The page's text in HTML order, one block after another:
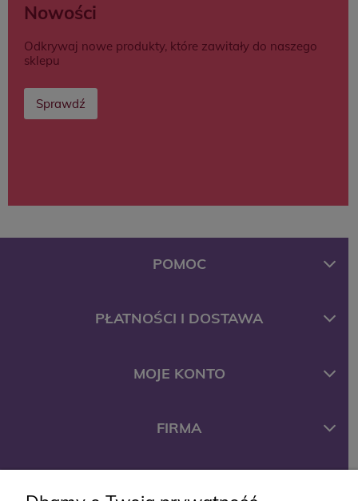
Nowości
Odkrywaj nowe produkty, które zawitały do naszego
sklepu
Sprawdź
POMOC
PŁATNOŚCI I DOSTAWA
MOJE KONTO
FIRMA